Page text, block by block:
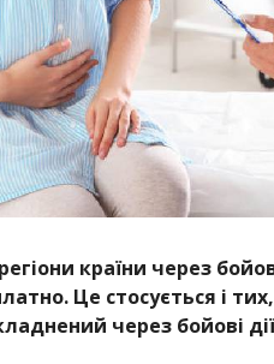
країни через
Це стосується і
через бойові